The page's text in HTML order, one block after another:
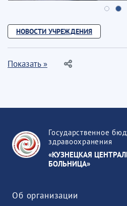
НОВОСТИ УЧРЕЖДЕНИЯ
Показать »
Государственное
здравоохранения
«КУЗНЕЦКАЯ
БОЛЬНИЦА»
Об организации